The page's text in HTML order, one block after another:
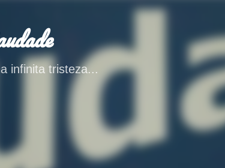
Ir al contenido principal
infinita tristeza...